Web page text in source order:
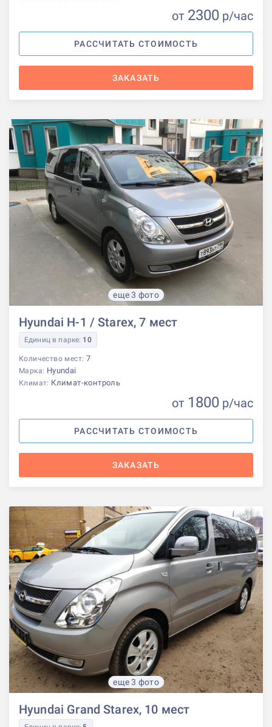
от 2300 р/час
РАССЧИТАТЬ СТОИМОСТЬ
ЗАКАЗАТЬ
еще 3 фото
Hyundai H-1 / Starex, 7 мест
Единиц в парке: 10
Количество мест: 7
Марка: Hyundai
Климат: Климат-контроль
от 1800 р/час
РАССЧИТАТЬ СТОИМОСТЬ
ЗАКАЗАТЬ
еще 3 фото
Hyundai Grand Starex, 10 мест